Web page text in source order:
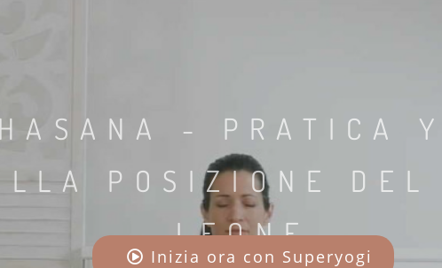
Inizia ora con Superyogi
- PRATICA
POSIZIONE DEL
LEONE